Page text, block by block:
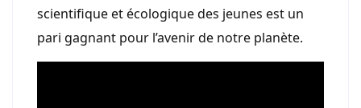
scientifique et écologique des jeunes est un
pari gagnant pour l’avenir de notre planète.